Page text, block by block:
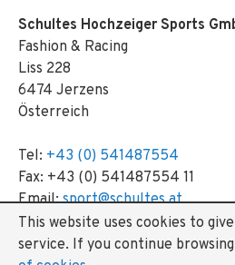
This website uses cookies to
service. If you continue
Schultes Hochzeiger Sports
Fashion & Racing
Liss 228
6474 Jerzens
Österreich
Tel: +43 (0) 541487554
Fax: +43 (0) 541487554 11
Email:sport@schultes.at